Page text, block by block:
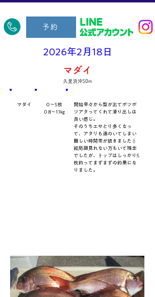
予約
2026年2月18日
マダイ
久里浜沖50m
開始早々から型が出てポツポ
ツアタってくれて滑り出しは
良い感じ。
そのうちエサとり多くなっ
て、アタリも遠のいてしまい
難しい時間帯が続きました💧
結局顔見れない方もいて残念
でしたが、トップはしっかり5
枚釣ってまずまずの釣果にな
りました。
0～5枚
0.8～1.1㎏
マダイ